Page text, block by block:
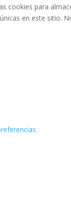
cookies para
en este sitio.